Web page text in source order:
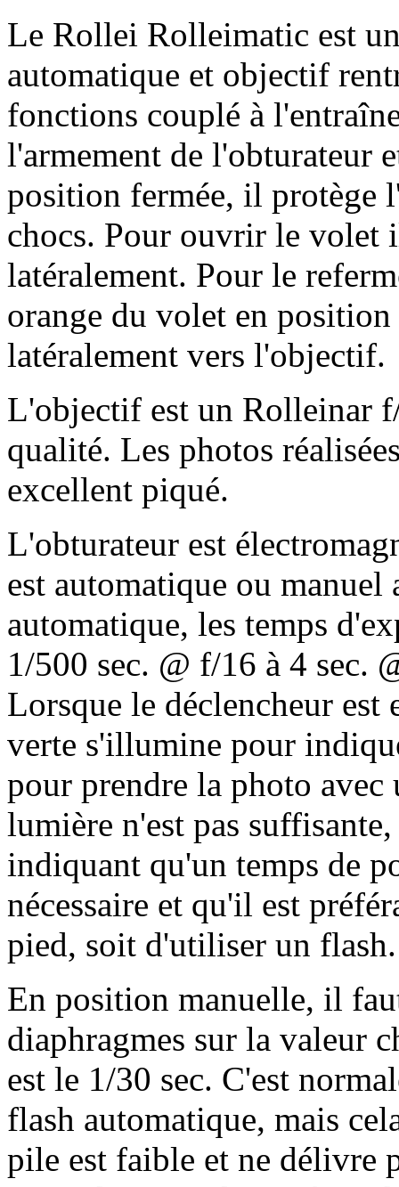
Le Rollei Rolleimatic est
automatique et objectif
fonctions couplé à
l'armement de l'obturateur
position fermée, il protège
chocs. Pour ouvrir le volet
latéralement. Pour le
orange du volet en
latéralement vers l'objectif.
L'objectif est un Rolleinar
qualité. Les photos
excellent piqué.
L'obturateur est
est automatique ou
automatique, les temps
1/500 sec. @ f/16 à 4 sec.
Lorsque le déclencheur
verte s'illumine pour
pour prendre la photo avec
lumière n'est pas
indiquant qu'un temps de
nécessaire et qu'il est
pied, soit d'utiliser un flash.
En position manuelle, il
diaphragmes sur la valeur
est le 1/30 sec. C'est
flash automatique, mais
pile est faible et ne délivre